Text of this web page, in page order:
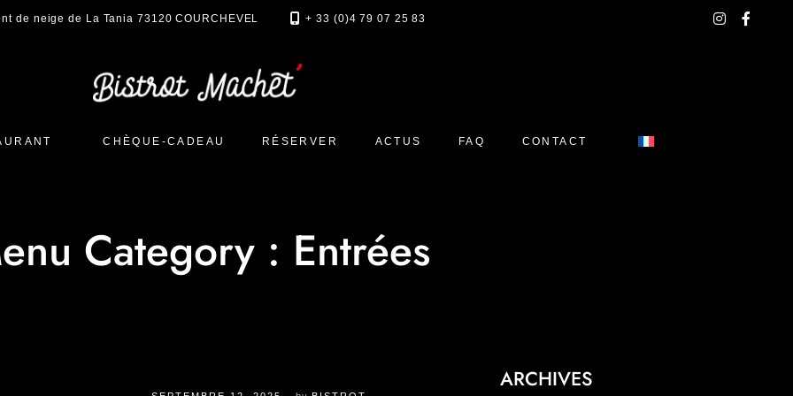
de neige de La Tania 73120 COURCHEVEL + 33 (0)4 79 07 25 83 instagram
CHÈQUE-CADEAU RÉSERVER ACTUS FAQ CONTACT
Category : Entrées
ARCHIVES